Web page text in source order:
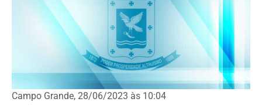
Campo Grande, 28/06/2023 às 10:04